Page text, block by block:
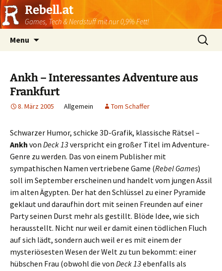
Rebell.at
Games, Tech & Nerdstuff mit nur 0,9% Fett!
Menu
Suchen
nach:
Ankh – Interessantes Adventure aus
Frankfurt
8. März 2005 Allgemein Tom Schaffer
Schwarzer Humor, schicke 3D-Grafik, klassische Rätsel –
Ankh von Deck 13verspricht ein großer Titel im Adventure-
Genre zu werden. Das von einem Publisher mit
sympathischen Namen vertriebene Game (Rebel Games)
soll im September erscheinen und handelt vom jungen Assil
im alten Ägypten. Der hat den Schlüssel zu einer Pyramide
geklaut und daraufhin dort mit seinen Freunden auf einer
Party seinen Durst mehr als gestillt. Blöde Idee, wie sich
herausstellt. Nicht nur weil er damit einen tödlichen Fluch
auf sich lädt, sondern auch weil er es mit einem der
mysteriösesten Wesen der Welt zu tun bekommt: einer
hübschen Frau (obwohl die von Deck 13ebenfalls als